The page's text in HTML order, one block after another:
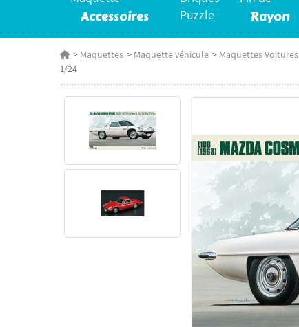
Accessoires
Puzzle
Rayon
> Maquettes > Maquette véhicule > Maquettes Voitures
1/24